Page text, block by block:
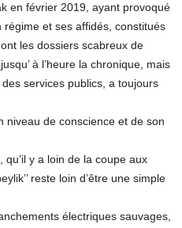
en février 2019, ayant provoqué
régime et ses affidés, constitués
les dossiers scabreux de
à l’heure la chronique, mais
services publics, a toujours
niveau de conscience et de son
qu’il y a loin de la coupe aux
reste loin d’être une simple
électriques sauvages,